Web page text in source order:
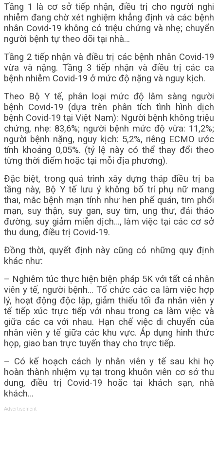
Tầng 1 là cơ sở tiếp nhận, điều trị cho người nghi
nhiễm đang chờ xét nghiệm khẳng định và các bệnh
nhân Covid-19 không có triệu chứng và nhẹ; chuyển
người bệnh tự theo dõi tại nhà…
Tầng 2 tiếp nhận và điều trị các bệnh nhân Covid-19
vừa và nặng. Tầng 3 tiếp nhận và điều trị các ca
bệnh nhiễm Covid-19 ở mức độ nặng và nguy kịch.
Theo Bộ Y tế, phân loại mức độ lâm sàng người
bệnh Covid-19 (dựa trên phân tích tình hình dịch
bệnh Covid-19 tại Việt Nam): Người bệnh không triệu
chứng, nhẹ: 83,6%; người bệnh mức độ vừa: 11,2%;
người bệnh nặng, nguy kịch: 5,2%, riêng ECMO ước
tính khoảng 0,05%. (tỷ lệ này có thể thay đổi theo
từng thời điểm hoặc tại mỗi địa phương).
Đặc biệt, trong quá trình xây dựng tháp điều trị ba
tầng này, Bộ Y tế lưu ý không bố trí phụ nữ mang
thai, mắc bệnh mạn tính như hen phế quản, tim phổi
mạn, suy thận, suy gan, suy tim, ung thư, đái tháo
đường, suy giảm miễn dịch…, làm việc tại các cơ sở
thu dung, điều trị Covid-19.
Đồng thời, quyết định này cũng có những quy định
khác như:
– Nghiêm túc thực hiện biện pháp 5K với tất cả nhân
viên y tế, người bệnh… Tổ chức các ca làm việc hợp
lý, hoạt động độc lập, giảm thiểu tối đa nhân viên y
tế tiếp xúc trực tiếp với nhau trong ca làm việc và
giữa các ca với nhau. Hạn chế việc di chuyển của
nhân viên y tế giữa các khu vực. Áp dụng hình thức
họp, giao ban trực tuyến thay cho trực tiếp.
– Có kế hoạch cách ly nhân viên y tế sau khi họ
hoàn thành nhiệm vụ tại trong khuôn viên cơ sở thu
dung, điều trị Covid-19 hoặc tại khách sạn, nhà
khách…
Advertisement